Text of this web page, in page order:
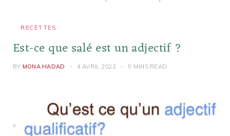
RECETTES
Est-ce que salé est un adjectif ?
BY MONA HADAD 4 AVRIL 2022 5 MINS READ